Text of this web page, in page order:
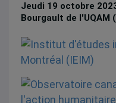
Jeudi 19 octobre
Bourgault de l'UQAM